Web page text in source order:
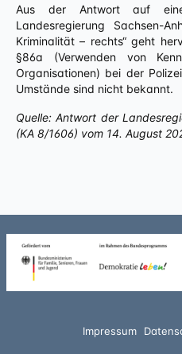
Aus der Antwort auf
Landesregierung Sachsen-
Kriminalität – rechts“ geht
§86a (Verwenden von
Organisationen) bei der
Umstände sind nicht bekannt.
Quelle: Antwort der
(KA 8/1606) vom 14. August
Impressum